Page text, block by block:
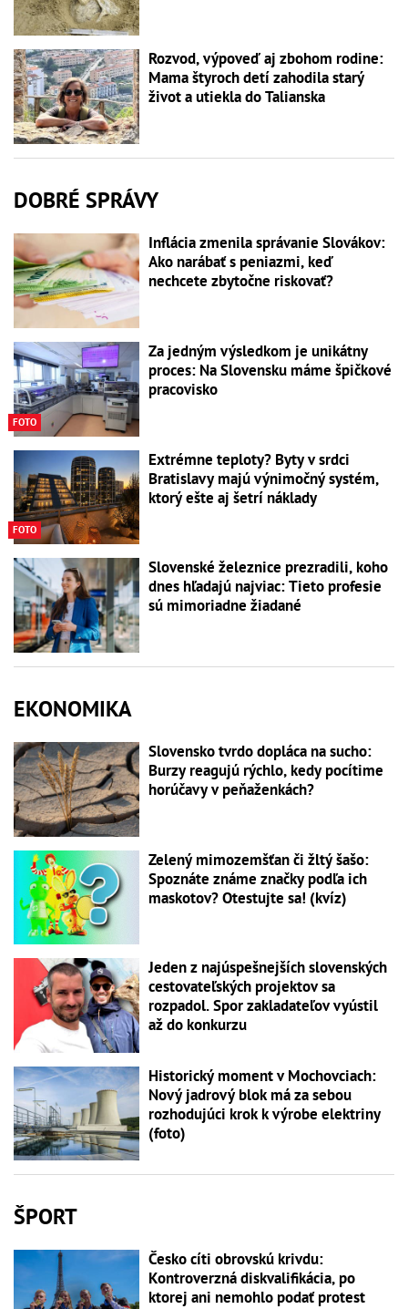
Rozvod, výpoveď aj zbohom rodine:
Mama štyroch detí zahodila starý
život a utiekla do Talianska
DOBRÉ SPRÁVY
Inflácia zmenila správanie Slovákov:
Ako narábať s peniazmi, keď
nechcete zbytočne riskovať?
FOTO
Za jedným výsledkom je unikátny
proces: Na Slovensku máme špičkové
pracovisko
FOTO
Extrémne teploty? Byty v srdci
Bratislavy majú výnimočný systém,
ktorý ešte aj šetrí náklady
Slovenské železnice prezradili, koho
dnes hľadajú najviac: Tieto profesie
sú mimoriadne žiadané
EKONOMIKA
Slovensko tvrdo dopláca na sucho:
Burzy reagujú rýchlo, kedy pocítime
horúčavy v peňaženkách?
Zelený mimozemšťan či žltý šašo:
Spoznáte známe značky podľa ich
maskotov? Otestujte sa! (kvíz)
Jeden z najúspešnejších slovenských
cestovateľských projektov sa
rozpadol. Spor zakladateľov vyústil
až do konkurzu
Historický moment v Mochovciach:
Nový jadrový blok má za sebou
rozhodujúci krok k výrobe elektriny
(foto)
ŠPORT
Česko cíti obrovskú krivdu:
Kontroverzná diskvalifikácia, po
ktorej ani nemohlo podať protest